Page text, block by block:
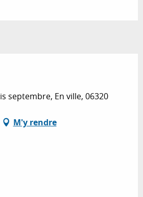
septembre, En ville, 06320
M'y rendre